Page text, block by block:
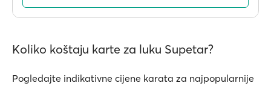
Koliko koštaju karte za luku Supetar?
Pogledajte indikativne cijene karata za najpopularnije